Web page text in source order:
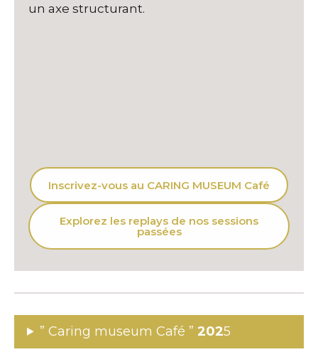
un axe structurant.
Inscrivez-vous au CARING MUSEUM Café
Explorez les replays de nos sessions
passées
” Caring museum Café ”2025